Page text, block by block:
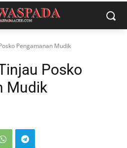
Pengamanan Mudik
Posko
Mudik